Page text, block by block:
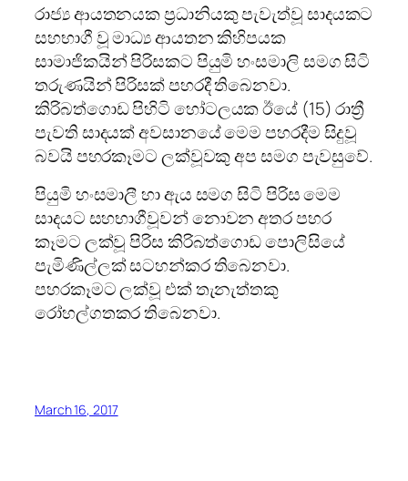
රාජ්‍ය ආයතනයක ප්‍ර‍ධානියකු පැවැත්වූ සාදයකට
සහභාගී වූ මාධ්‍ය ආයතන කිහිපයක
සාමාජිකයින් පිරිසකට පියුමි හංසමාලි සමග සිටි
තරුණයින් පිරිසක් පහරදී තිබෙනවා.
කිරිබත්ගොඩ පිහිටි හෝටලයක ඊයේ (15) රාත්‍රී
පැවති සාදයක් අවසානයේ මෙම පහරදීම සිදුවූ
බවයි පහරකෑමට ලක්වූවකු අප සමග පැවසුවේ.
පියුමි හංසමාලී හා ඇය සමග සිටි පිරිස මෙම
සාදයට සහභාගීවූවන් නොවන අතර පහර
කෑමට ලක්වූ පිරිස කිරිබත්ගොඩ පොලිසියේ
පැමිණිල්ලක් සටහන්කර තිබෙනවා.
පහරකෑමට ලක්වූ එක් තැනැත්තකු
රෝහල්ගතකර තිබෙනවා.
March 16, 2017